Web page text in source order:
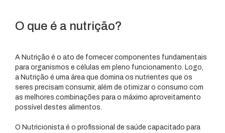
O que é a nutrição?
A Nutrição é o ato de fornecer componentes fundamentais
para organismos e células em pleno funcionamento. Logo,
a Nutrição é uma área que domina os nutrientes que os
seres precisam consumir, além de otimizar o consumo com
as melhores combinações para o máximo aproveitamento
possível destes alimentos.
O Nutricionista é o profissional de saúde capacitado para